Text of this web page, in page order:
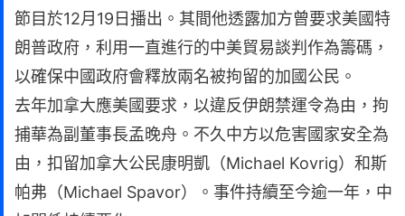
節目於12月19日播出。其間他透露加方曾要求美國特
朗普政府，利用一直進行的中美貿易談判作為籌碼，
以確保中國政府會釋放兩名被拘留的加國公民。
去年加拿大應美國要求，以違反伊朗禁運令為由，拘
捕華為副董事長孟晚舟。不久中方以危害國家安全為
由，扣留加拿大公民康明凱（Michael Kovrig）和斯
帕弗（Michael Spavor）。事件持續至今逾一年，中